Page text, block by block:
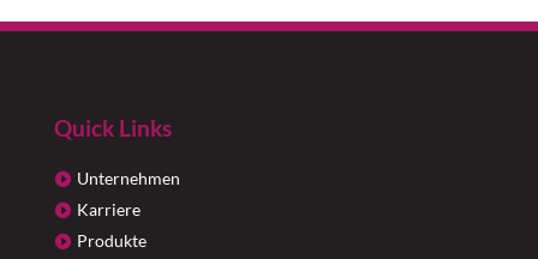
Quick Links
Unternehmen
Karriere
Produkte